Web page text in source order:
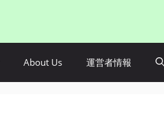
About Us 運営者情報